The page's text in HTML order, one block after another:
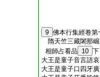
9 佛本行集經卷第
隋天竺三藏闍那
相師占看品
10 下
大王是童子音言語
大王是童子口四牙